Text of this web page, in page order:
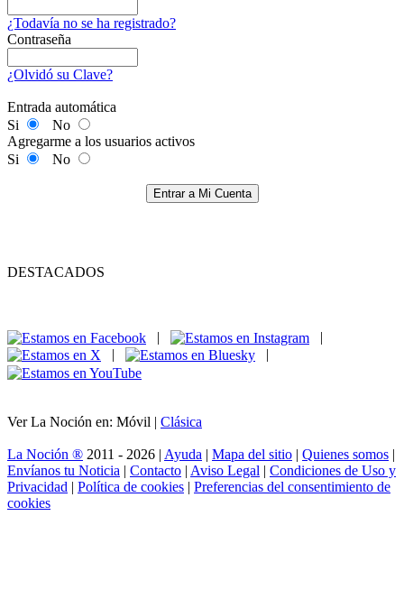
¿Todavía no se ha registrado?
Contraseña
¿Olvidó su Clave?
Entrada automática
Si
No
Agregarme a los usuarios activos
Si
No
Entrar a Mi Cuenta
DESTACADOS
|
|
|
|
Ver La Noción en: Móvil | Clásica
La Noción ® 2011 - 2026 | Ayuda | Mapa del sitio | Quienes somos |
Envíanos tu Noticia | Contacto | Aviso Legal | Condiciones de Uso y
Privacidad | Política de cookies | Preferencias del consentimiento de
cookies